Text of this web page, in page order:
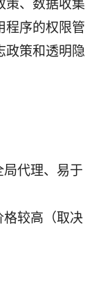
策、数据收集
程序的权限管
政策和透明隐
代理、易于
较高（取决